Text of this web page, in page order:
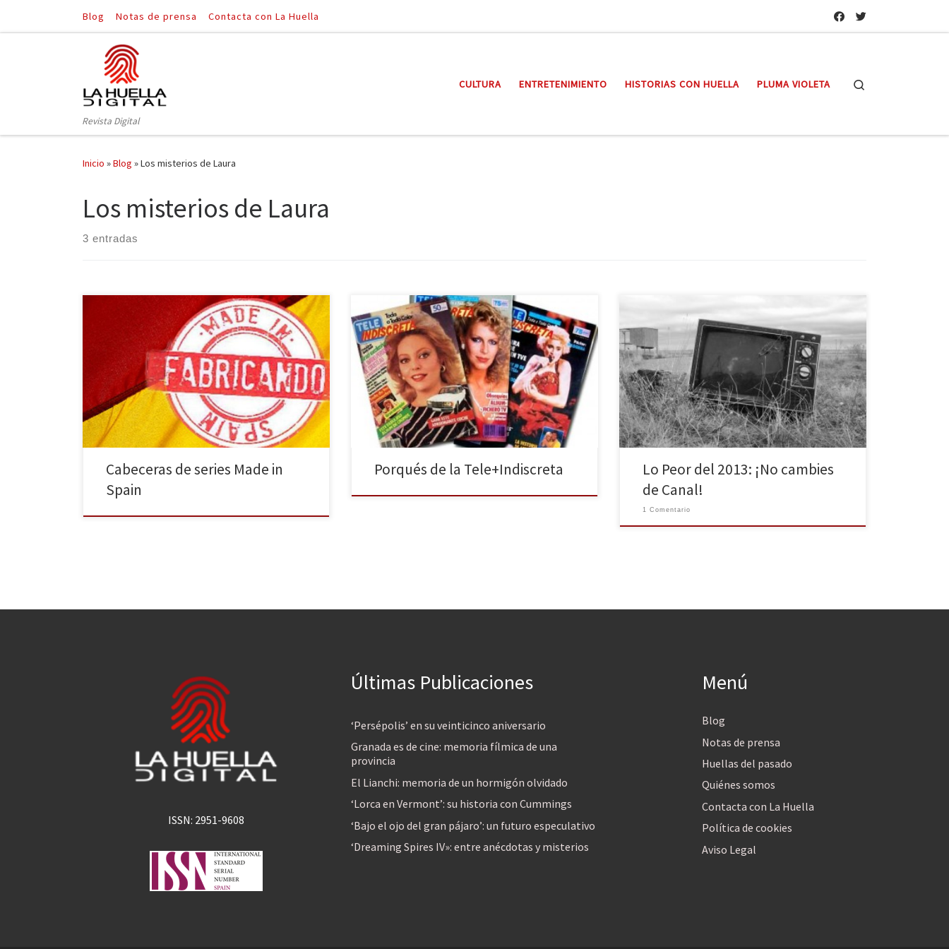
Saltar al contenido
Blog Notas de prensa Contacta con La Huella
Revista Digital
CULTURA ENTRETENIMIENTO HISTORIAS CON HUELLA PLUMA VIOLETA
Inicio »Blog »Los misterios de Laura
Los misterios de Laura
3 entradas
Todo lo que implique el término “español” en la
producción cinematográfica o televisiva conlleva una
controversia en cuanto a factura y calidad. Esta
semana en La Huella Digital repasamos y
defendemos, a través de sus cabeceras, las series de
televisión española. Con el reciente renacer de las
series americanas de […]
Cabeceras de series Made in
Spain
En la vida hay muchas preguntas sin respuesta, y en la
Televisión de hoy en día muchas más. Intentaremos
formular esas preguntas que nos están rondando por
la cabeza y que seguramente no tienen (ni tendrán)
una respuesta, pero quizás si alguien las escucha por
lo menos intentará ponerles solución. […]
Porqués de la Tele+Indiscreta
El cierre de emisión del Canal Nou, el traspaso de
señales en la TDT o María Teresa Campos hablando
con su planta. El patrocinio cultural de TVE o la vuelta
de Belén Esteban. Esto y mucho más es lo que ha
copado la televisión en este 2013 recién terminado.
¿Alguien […]
Lo Peor del 2013: ¡No cambies
de Canal!
1 Comentario
ISSN: 2951-9608
Últimas Publicaciones
‘Persépolis’ en su veinticinco aniversario
Granada es de cine: memoria fílmica de una
provincia
El Lianchi: memoria de un hormigón olvidado
‘Lorca en Vermont’: su historia con Cummings
‘Bajo el ojo del gran pájaro’: un futuro especulativo
‘Dreaming Spires IV»: entre anécdotas y misterios
Menú
Blog
Notas de prensa
Huellas del pasado
Quiénes somos
Contacta con La Huella
Política de cookies
Aviso Legal